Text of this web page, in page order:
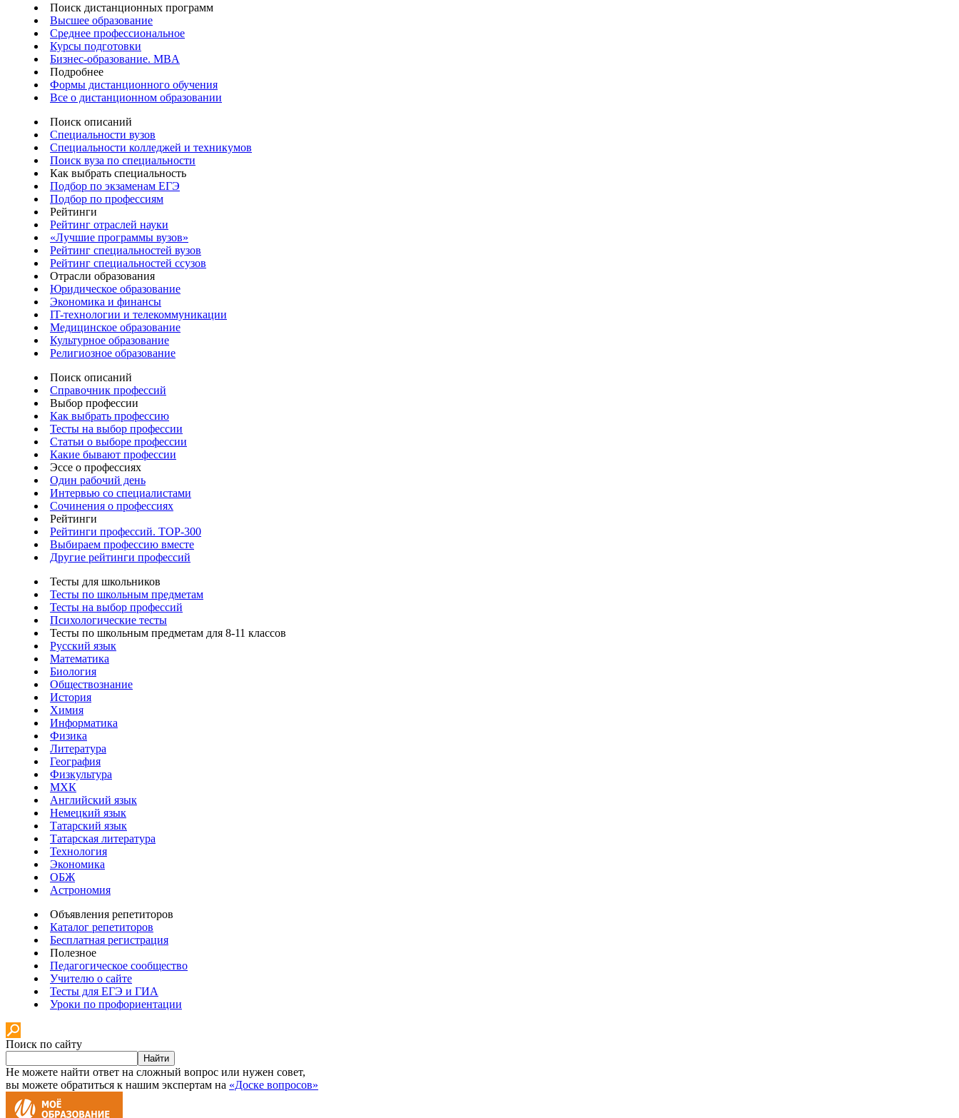
Поиск дистанционных программ
Высшее образование
Среднее профессиональное
Курсы подготовки
Бизнес-образование. MBA
Подробнее
Формы дистанционного обучения
Все о дистанционном образовании
Поиск описаний
Специальности вузов
Специальности колледжей и техникумов
Поиск вуза по специальности
Как выбрать специальность
Подбор по экзаменам ЕГЭ
Подбор по профессиям
Рейтинги
Рейтинг отраслей науки
«Лучшие программы вузов»
Рейтинг специальностей вузов
Рейтинг специальностей ссузов
Отрасли образования
Юридическое образование
Экономика и финансы
IT-технологии и телекоммуникации
Медицинское образование
Культурное образование
Религиозное образование
Поиск описаний
Справочник профессий
Выбор профессии
Как выбрать профессию
Тесты на выбор профессии
Статьи о выборе профессии
Какие бывают профессии
Эссе о профессиях
Один рабочий день
Интервью со специалистами
Сочинения о профессиях
Рейтинги
Рейтинги профессий. TOP-300
Выбираем профессию вместе
Другие рейтинги профессий
Тесты для школьников
Тесты по школьным предметам
Тесты на выбор профессий
Психологические тесты
Тесты по школьным предметам для 8-11 классов
Русский язык
Математика
Биология
Обществознание
История
Химия
Информатика
Физика
Литература
География
Физкультура
МХК
Английский язык
Немецкий язык
Татарский язык
Татарская литература
Технология
Экономика
ОБЖ
Астрономия
Объявления репетиторов
Каталог репетиторов
Бесплатная регистрация
Полезное
Педагогическое сообщество
Учителю о сайте
Тесты для ЕГЭ и ГИА
Уроки по профориентации
Поиск по сайту
Найти
Не можете найти ответ на сложный вопрос или нужен совет,
вы можете обратиться к нашим экспертам на «Доске вопросов»